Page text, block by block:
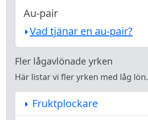
Au-pair
Vad tjänar en au-pair?
Fler lågavlönade yrken
Här listar vi fler yrken med låg lön.
Fruktplockare